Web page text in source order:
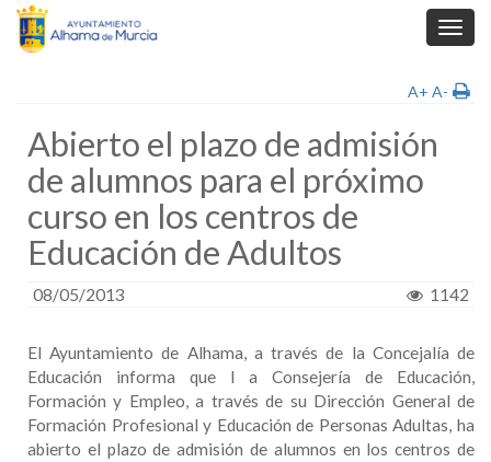
A+ A-
Abierto el plazo de admisión
de alumnos para el próximo
curso en los centros de
Educación de Adultos
08/05/2013 1142
El Ayuntamiento de Alhama, a través de la Concejalía de
Educación informa que l a Consejería de Educación,
Formación y Empleo, a través de su Dirección General de
Formación Profesional y Educación de Personas Adultas, ha
abierto el plazo de admisión de alumnos en los centros de